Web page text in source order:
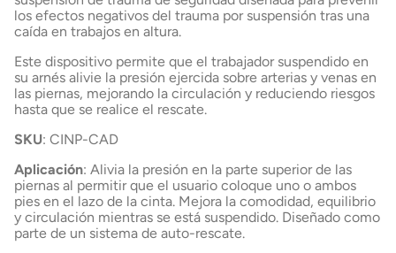
los efectos negativos del trauma por suspensión tras una
caída en trabajos en altura.
Este dispositivo permite que el trabajador suspendido en
su arnés alivie la presión ejercida sobre arterias y venas en
las piernas, mejorando la circulación y reduciendo riesgos
hasta que se realice el rescate.
SKU: CINP-CAD
Aplicación: Alivia la presión en la parte superior de las
piernas al permitir que el usuario coloque uno o ambos
pies en el lazo de la cinta. Mejora la comodidad, equilibrio
y circulación mientras se está suspendido. Diseñado como
parte de un sistema de auto-rescate.